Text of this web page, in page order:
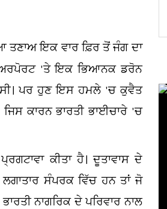
ਤਣਾਅ ਇਕ ਵਾਰ ਫ਼ਿਰ ਤੋਂ ਜੰਗ ਦਾ
'ਤੇ ਇਕ ਭਿਆਨਕ ਡਰੋਨ
ਸੀ। ਪਰ ਹੁਣ ਇਸ ਹਮਲੇ 'ਚ ਕੁਵੈਤ
ਕਾਰਨ ਭਾਰਤੀ ਭਾਈਚਾਰੇ 'ਚ
ਕੀਤਾ ਹੈ। ਦੂਤਾਵਾਸ ਦੇ
ਸੰਪਰਕ ਵਿੱਚ ਹਨ ਤਾਂ ਜੋ
ਨਾਗਰਿਕ ਦੇ ਪਰਿਵਾਰ ਨਾਲ